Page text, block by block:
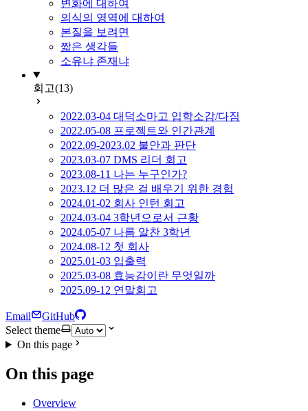
변화에 대하여
의식의 영역에 대하여
본질을 보려면
짧은 생각들
소유냐 존재냐
회고(13)
2022.03-04 대덕소마고 입학소감/다짐
2022.05-08 프로젝트와 인간관계
2022.09-2023.02 불안과 판단
2023.03-07 DMS 리더 회고
2023.08-11 나는 누구인가?
2023.12 더 많은 걸 배우기 위한 경험
2024.01-02 회사 인턴 회고
2024.03-04 3학년으로서 근황
2024.05-07 나름 알찬 3학년
2024.08-12 첫 회사
2025.01-03 입출력
2025.03-08 효능감이란 무엇일까
2025.09-12 연말회고
Email
GitHub
Select theme
On this page
On this page
Overview